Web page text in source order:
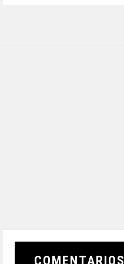
COMENTARIOS